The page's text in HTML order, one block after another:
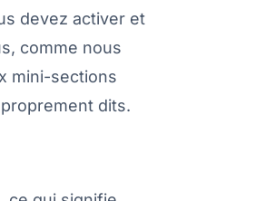
devez activer et
comme nous
mini-sections
dits.